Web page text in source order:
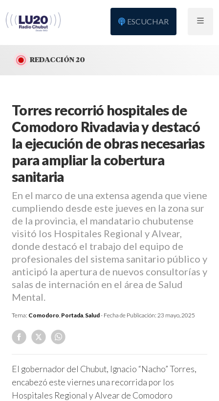
ESCUCHAR
REDACCIÓN 20
Torres recorrió hospitales de
Comodoro Rivadavia y destacó
la ejecución de obras necesarias
para ampliar la cobertura
sanitaria
En el marco de una extensa agenda que viene
cumpliendo desde este jueves en la zona sur
de la provincia, el mandatario chubutense
visitó los Hospitales Regional y Alvear,
donde destacó el trabajo del equipo de
profesionales del sistema sanitario público y
anticipó la apertura de nuevos consultorías y
salas de internación en el área de Salud
Mental.
Tema: Comodoro, Portada, Salud- Fecha de Publicación: 23 mayo, 2025
El gobernador del Chubut, Ignacio “Nacho” Torres,
encabezó este viernes una recorrida por los
Hospitales Regional y Alvear de Comodoro